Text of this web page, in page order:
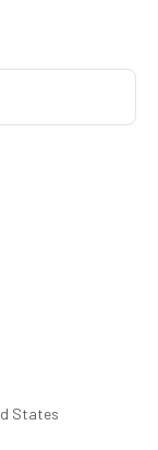
States